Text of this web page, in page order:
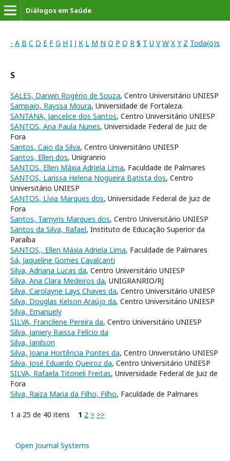
Diálogos em Saúde
- A B C D E F G H I J K L M N O P Q R S T U V W X Y Z Toda(o)s
S
SALES, Darwin Rogério de Souza, Centro Universitário UNIESP
Sampaio, Rayssa Moura, Universidade de Fortaleza.
SANTANA, Jancelice dos Santos, Centro Universitário UNIESP
SANTOS, Ana Paula Nunes, Universidade Federal de Juiz de
Fora
Santos, Caio da Silva, Centro Universitário UNIESP
Santos, Ellen dos, Unigranrio
SANTOS, Ellen Máxia Adriela Lima, Faculdade de Palmares
SANTOS, Larissa Helena Nogueira Batista dos, Centro
Universitário UNIESP
SANTOS, Lívia Marques dos, Universidade Federal de Juiz de
Fora
Santos, Tamyris Marques dos, Centro Universitário UNIESP
Santos da Silva, Rafael, Instituto de Educação Superior da
Paraíba
SANTOS,, Ellen Máxia Adriela Lima, Faculdade de Palmares
Sá, Jaqueline Gomes Cavalcanti
Silva, Adriana Lucas da, Centro Universitário UNIESP
Silva, Ana Clara Medeiros da, UNIGRANRIO/RJ
Silva, Carolayne Lays Chaves da, Centro Universitário UNIESP
Silva, Douglas Kelson Araújo da, Centro Universitário UNIESP
Silva, Emanuely
SILVA, Francilene Pereira da, Centro Universitário UNIESP
Silva, Janiery Raissa Felício da
Silva, Janilson
Silva, Joana Hortência Pontes da, Centro Universitário UNIESP
Silva, José Eduardo Queiroz da, Centro Universitário UNIESP
SILVA, Rafaela Titoneli Freitas, Universidade Federal de Juiz de
Fora
Silva, Raiza Maria da Filho, Filho, Faculdade de Palmares
1 a 25 de 40 itens 1 2 > >>
Open Journal Systems